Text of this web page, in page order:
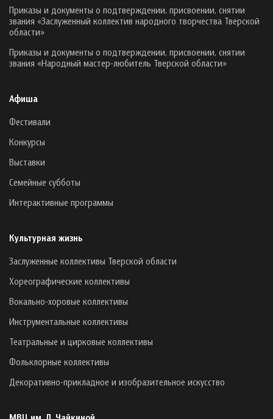
Приказы и документы о подтверждении, присвоении, снятии
звания «Заслуженный коллектив народного творчества Тверской
области»
Приказы и документы о подтверждении, присвоении, снятии
звания «Народный мастер-любитель Тверской области»
Афиша
Фестивали
Конкурсы
Выставки
Семейные субботы
Интерактивные программы
Культурная жизнь
Заслуженные коллективы Тверской области
Хореографические коллективы
Вокально-хоровые коллективы
Инструментальные коллективы
Театральные и цирковые коллективы
Фольклорные коллективы
Декоративно-прикладное и изобразительное искусство